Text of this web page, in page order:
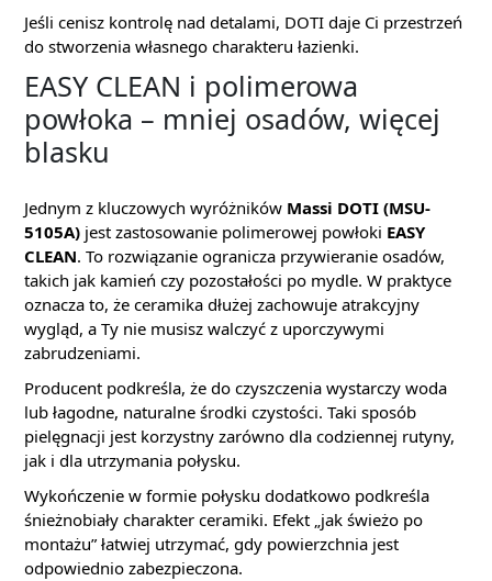
Jeśli cenisz kontrolę nad detalami, DOTI daje Ci przestrzeń
do stworzenia własnego charakteru łazienki.
EASY CLEAN i polimerowa
powłoka – mniej osadów, więcej
blasku
Jednym z kluczowych wyróżników Massi DOTI (MSU-
5105A) jest zastosowanie polimerowej powłoki EASY
CLEAN. To rozwiązanie ogranicza przywieranie osadów,
takich jak kamień czy pozostałości po mydle. W praktyce
oznacza to, że ceramika dłużej zachowuje atrakcyjny
wygląd, a Ty nie musisz walczyć z uporczywymi
zabrudzeniami.
Producent podkreśla, że do czyszczenia wystarczy woda
lub łagodne, naturalne środki czystości. Taki sposób
pielęgnacji jest korzystny zarówno dla codziennej rutyny,
jak i dla utrzymania połysku.
Wykończenie w formie połysku dodatkowo podkreśla
śnieżnobiały charakter ceramiki. Efekt „jak świeżo po
montażu” łatwiej utrzymać, gdy powierzchnia jest
odpowiednio zabezpieczona.